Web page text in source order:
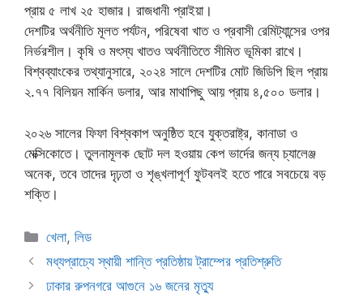
প্রায় ৫ লাখ ২৫ হাজার। রাজধানী প্রাইয়া।
দেশটির অর্থনীতি মূলত পর্যটন, পরিষেবা খাত ও প্রবাসী রেমিট্যান্সের ওপর
নির্ভরশীল। কৃষি ও মৎস্য খাতও অর্থনীতিতে সীমিত ভূমিকা রাখে।
বিশ্বব্যাংকের তথ্যানুসারে, ২০২৪ সালে দেশটির মোট জিডিপি ছিল প্রায়
২.৭৭ বিলিয়ন মার্কিন ডলার, আর মাথাপিছু আয় প্রায় ৪,৫০০ ডলার।
২০২৬ সালের ফিফা বিশ্বকাপ অনুষ্ঠিত হবে যুক্তরাষ্ট্র, কানাডা ও
মেক্সিকোতে। তুলনামূলক ছোট দল হওয়ায় কেপ ভার্দের জন্য চ্যালেঞ্জ
অনেক, তবে তাদের দৃঢ়তা ও শৃঙ্খলাপূর্ণ ফুটবলই হতে পারে সবচেয়ে বড়
শক্তি।
Categories
খেলা,লিড
মধ্যপ্রাচ্যে স্থায়ী শান্তি প্রতিষ্ঠায় ট্রাম্পের প্রতিশ্রুতি
ঢাকার রুপনগরে আগুনে ১৬ জনের মৃত্যু